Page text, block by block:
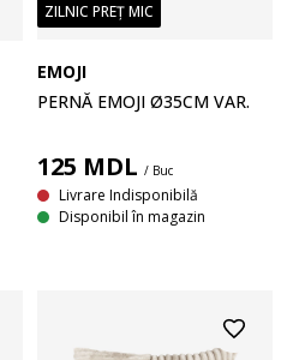
ZILNIC PREȚ MIC
EMOJI
PERNĂ EMOJI Ø35CM VAR.
125 MDL / Buc
Livrare Indisponibilă
Disponibil în magazin